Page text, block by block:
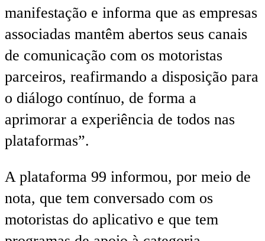
manifestação e informa que as empresas
associadas mantêm abertos seus canais
de comunicação com os motoristas
parceiros, reafirmando a disposição para
o diálogo contínuo, de forma a
aprimorar a experiência de todos nas
plataformas”.
A plataforma 99 informou, por meio de
nota, que tem conversado com os
motoristas do aplicativo e que tem